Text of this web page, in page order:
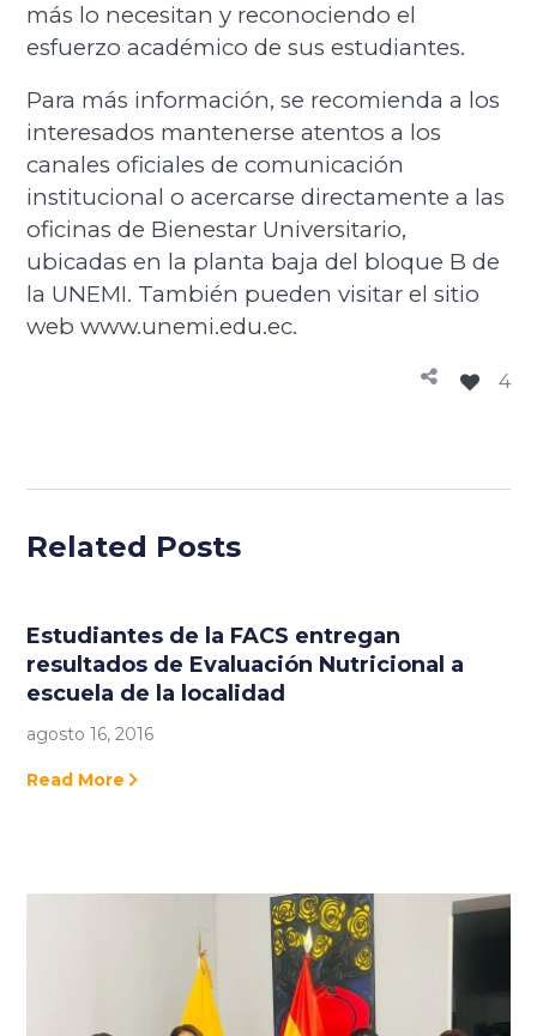
más lo necesitan y reconociendo el
esfuerzo académico de sus estudiantes.
Para más información, se recomienda a los
interesados mantenerse atentos a los
canales oficiales de comunicación
institucional o acercarse directamente a las
oficinas de Bienestar Universitario,
ubicadas en la planta baja del bloque B de
la UNEMI. También pueden visitar el sitio
web www.unemi.edu.ec.
4
Related Posts
Estudiantes de la FACS entregan
resultados de Evaluación Nutricional a
escuela de la localidad
agosto 16, 2016
Read More